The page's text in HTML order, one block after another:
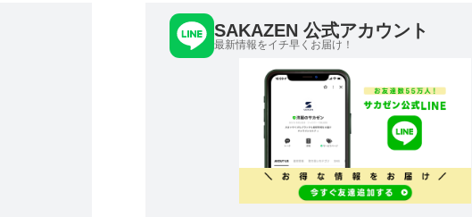
SAKAZEN 公式アカウント
最新情報をイチ早くお届け！